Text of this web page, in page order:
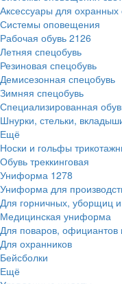
Аксессуары для охранных
Системы оповещения
Рабочая обувь 2126
Летняя спецобувь
Резиновая спецобувь
Демисезонная спецобувь
Зимняя спецобувь
Специализированная
Шнурки, стельки,
Ещё
Носки и гольфы
Обувь треккинговая
Униформа 1278
Униформа для
Для горничных, уборщиц
Медицинская униформа
Для поваров,
Для охранников
Бейсболки
Ещё